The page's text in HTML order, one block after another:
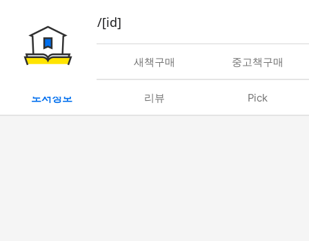
book/rent/[id]
대여 새책구매 중고책구매
도서정보 리뷰 Pick